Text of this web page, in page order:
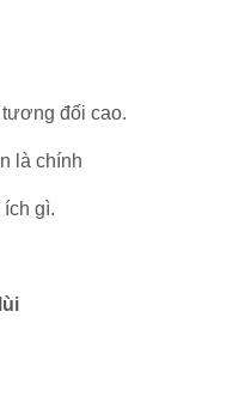
đối cao.
là chính
gì.